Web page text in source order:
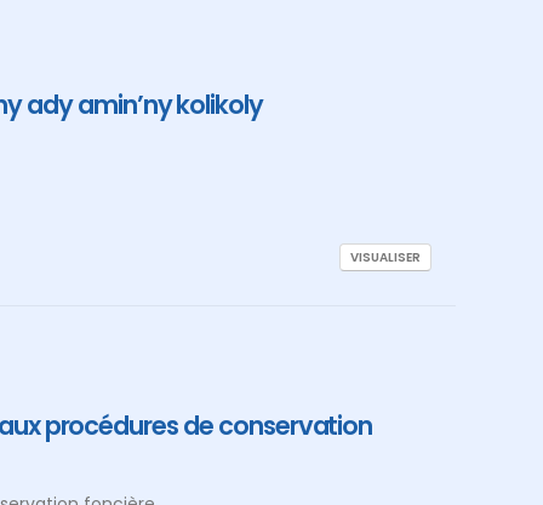
ady amin’ny kolikoly
VISUALISER
procédures de conservation